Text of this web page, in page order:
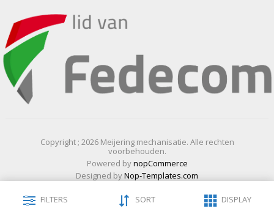
Copyright ; 2026 Meijering mechanisatie. Alle rechten
voorbehouden.
Powered bynopCommerce
Designed byNop-Templates.com
FILTERS SORT DISPLAY